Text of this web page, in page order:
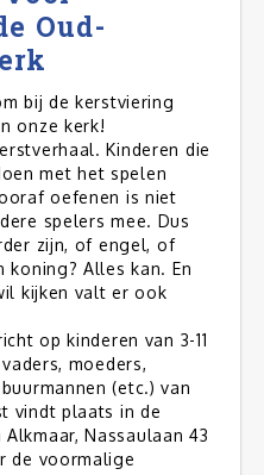
Oud-
bij de kerstviering
onze kerk!
Kinderen die
met het spelen
oefenen is niet
spelers mee. Dus
zijn, of engel, of
Alles kan. En
kijken valt er ook
op kinderen van 3-11
moeders,
(etc.) van
vindt plaats in de
Nassaulaan 43
de voormalige